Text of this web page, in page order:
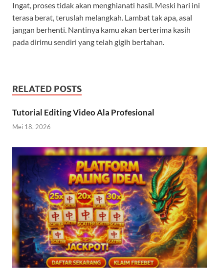
Ingat, proses tidak akan menghianati hasil. Meski hari ini
terasa berat, teruslah melangkah. Lambat tak apa, asal
jangan berhenti. Nantinya kamu akan berterima kasih
pada dirimu sendiri yang telah gigih bertahan.
RELATED POSTS
Tutorial Editing Video Ala Profesional
Mei 18, 2026